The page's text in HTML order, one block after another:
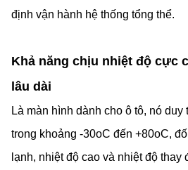
định vận hành hệ thống tổng thể.
Khả năng chịu nhiệt độ cực
lâu dài
Là màn hình dành cho ô tô, nó duy
trong khoảng -30oC đến +80oC,
lạnh, nhiệt độ cao và nhiệt độ